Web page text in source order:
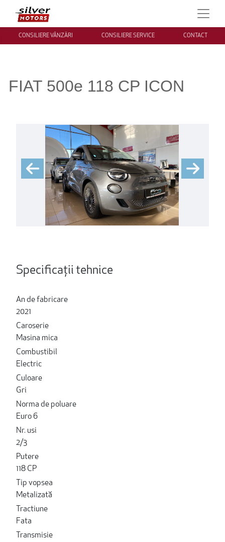
CONSILIERE VÂNZĂRI CONSILIERE SERVICE CONTACT
FIAT 500e 118 CP ICON
Specificații tehnice
An de fabricare
2021
Caroserie
Masina mica
Combustibil
Electric
Culoare
Gri
Norma de poluare
Euro 6
Nr. usi
2/3
Putere
118 CP
Tip vopsea
Metalizată
Tractiune
Fata
Transmisie